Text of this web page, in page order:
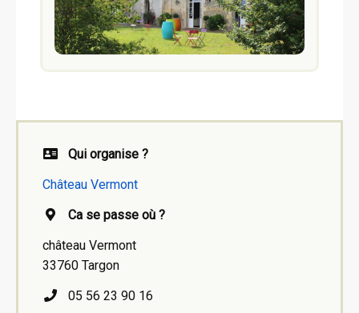
Qui organise ?
Château Vermont
Ca se passe où ?
château Vermont
33760 Targon
05 56 23 90 16